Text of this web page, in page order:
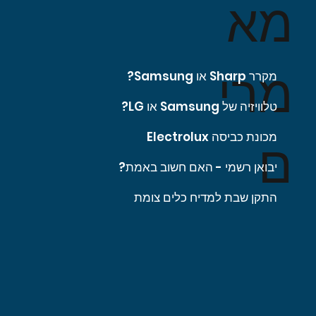
מא
מרי
ם
מקרר Sharp או Samsung?
טלוויזיה של Samsung או LG?
מכונת כביסה Electrolux
יבואן רשמי - האם חשוב באמת?
התקן שבת למדיח כלים צומת